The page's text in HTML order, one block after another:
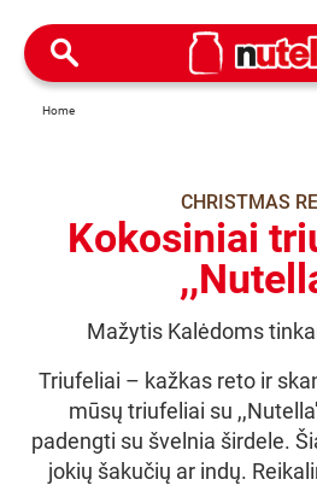
Home
CHRISTMAS
Kokosiniai
Mažytis Kalėdoms
Triufeliai – kažkas reto ir
mūsų triufeliai su
padengti su švelnia širdele.
jokių šakučių ar indų.